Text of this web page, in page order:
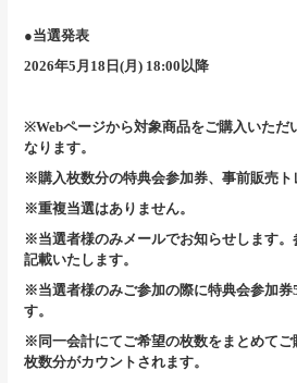
●当選発表
2026年5月18日(月) 18:00以降
※Webページから対象商品をご購入いただ
なります。
※購入枚数分の特典会参加券、事前販売ト
※重複当選はありません。
※当選者様のみメールでお知らせします
記載いたします。
※当選者様のみご参加の際に特典会参加券
す。
※同一会計にてご希望の枚数をまとめて
枚数分がカウントされます。